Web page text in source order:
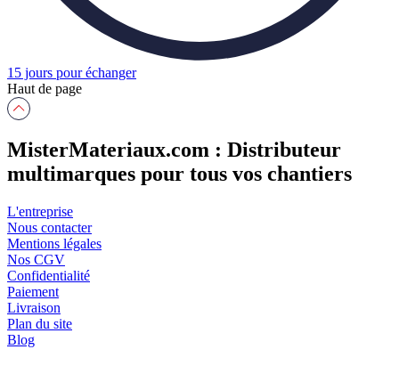
15 jours pour échanger
Haut de page
MisterMateriaux.com : Distributeur
multimarques pour tous vos chantiers
L'entreprise
Nous contacter
Mentions légales
Nos CGV
Confidentialité
Paiement
Livraison
Plan du site
Blog